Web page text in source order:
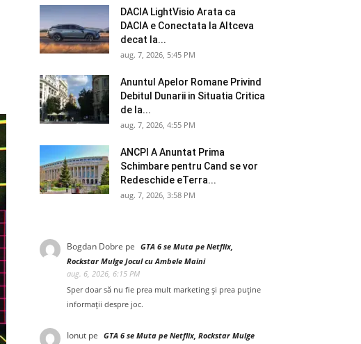
DACIA LightVisio Arata ca
DACIA e Conectata la Altceva
decat la...
aug. 7, 2026, 5:45 PM
Anuntul Apelor Romane Privind
Debitul Dunarii in Situatia Critica
de la...
aug. 7, 2026, 4:55 PM
ANCPI A Anuntat Prima
Schimbare pentru Cand se vor
Redeschide eTerra...
aug. 7, 2026, 3:58 PM
Bogdan Dobre pe GTA 6 se Muta pe Netflix,
Rockstar Mulge Jocul cu Ambele Maini
aug. 6, 2026, 6:15 PM
Sper doar să nu fie prea mult marketing și prea puține
informații despre joc.
Ionut pe GTA 6 se Muta pe Netflix, Rockstar Mulge